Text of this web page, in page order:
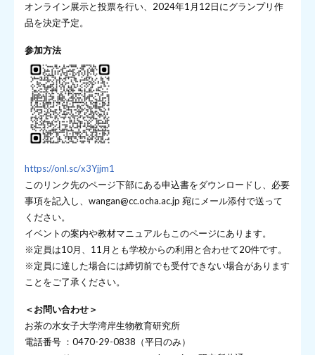
オンライン展示と投票を行い、2024年1月12日にグランプリ作
品を決定予定。
参加方法
https://onl.sc/x3Yjjm1
このリンク先のページ下部にある申込書をダウンロードし、必要
事項を記入し、wangan@cc.ocha.ac.jp 宛にメール添付で送って
ください。
イベントの案内や教材マニュアルもこのページにあります。
※定員は10月、11月とも学校からの利用と合わせて20件です。
※定員に達した場合には締切前でも受付できない場合があります
ことをご了承ください。
＜お問い合わせ＞
お茶の水女子大学湾岸生物教育研究所
電話番号 ：0470-29-0838（平日のみ）